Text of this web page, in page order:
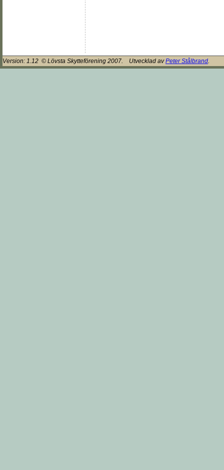
Version: 1.12 © Lövsta Skytteförening 2007. Utvecklad avPeter Stålbrand.